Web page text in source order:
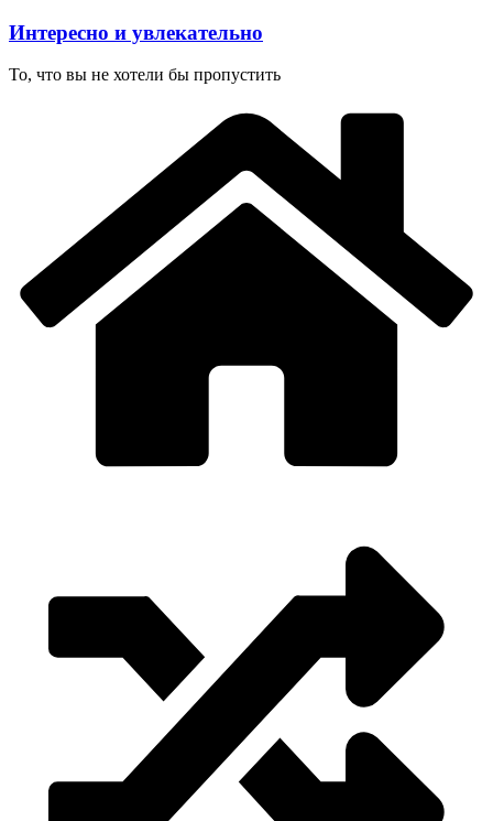
Перейти
содержимому
Интересно и увлекательно
То, что вы не хотели бы пропустить